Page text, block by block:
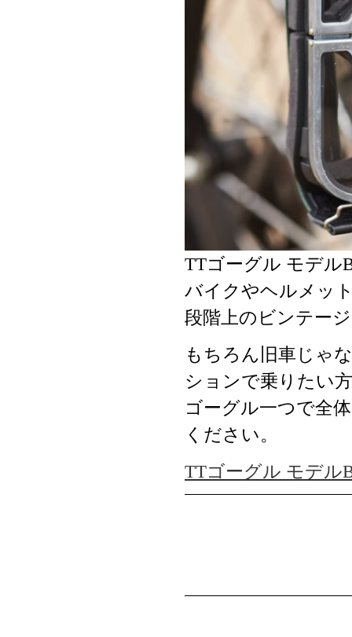
TTゴーグル モデル
バイクやヘルメッ
段階上のビンテー
もちろん旧車じゃ
ションで乗りたい
ゴーグル一つで全
ください。
TTゴーグル モデル